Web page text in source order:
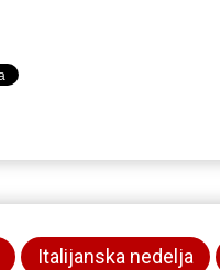
Italijanska nedelja